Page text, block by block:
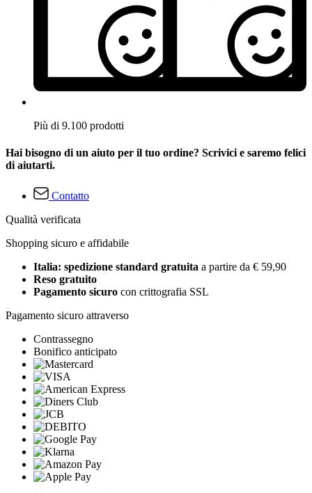
Più di 9.100 prodotti
Hai bisogno di un aiuto per il tuo ordine? Scrivici e saremo felici
di aiutarti.
Contatto
Qualità verificata
Shopping sicuro e affidabile
Italia: spedizione standard gratuita a partire da € 59,90
Reso gratuito
Pagamento sicuro con crittografia SSL
Pagamento sicuro attraverso
Contrassegno
Bonifico anticipato